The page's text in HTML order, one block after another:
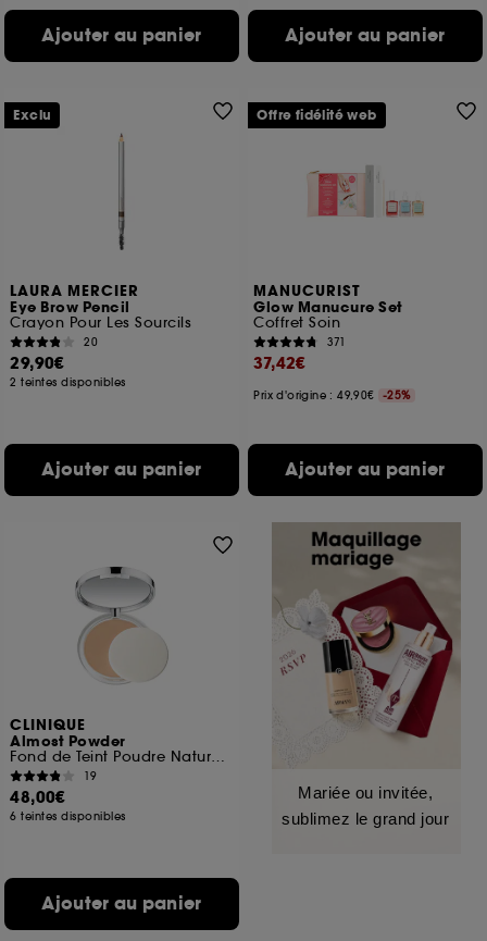
Ajouter au panier Ajouter au panier
LAURA MERCIER
Eye Brow Pencil
Crayon Pour Les Sourcils
20
29,90€
2 teintes disponibles
Ajouter au panier
Exclu
MANUCURIST
Glow Manucure Set
Coffret Soin
371
37,42€
Prix d'origine : 49,90€ -25%
Ajouter au panier
Offre fidélité web
CLINIQUE
Almost Powder
Fond de Teint Poudre Naturel SPF 15
19
48,00€
6 teintes disponibles
Ajouter au panier
Mariée ou invitée,
sublimez le grand jour